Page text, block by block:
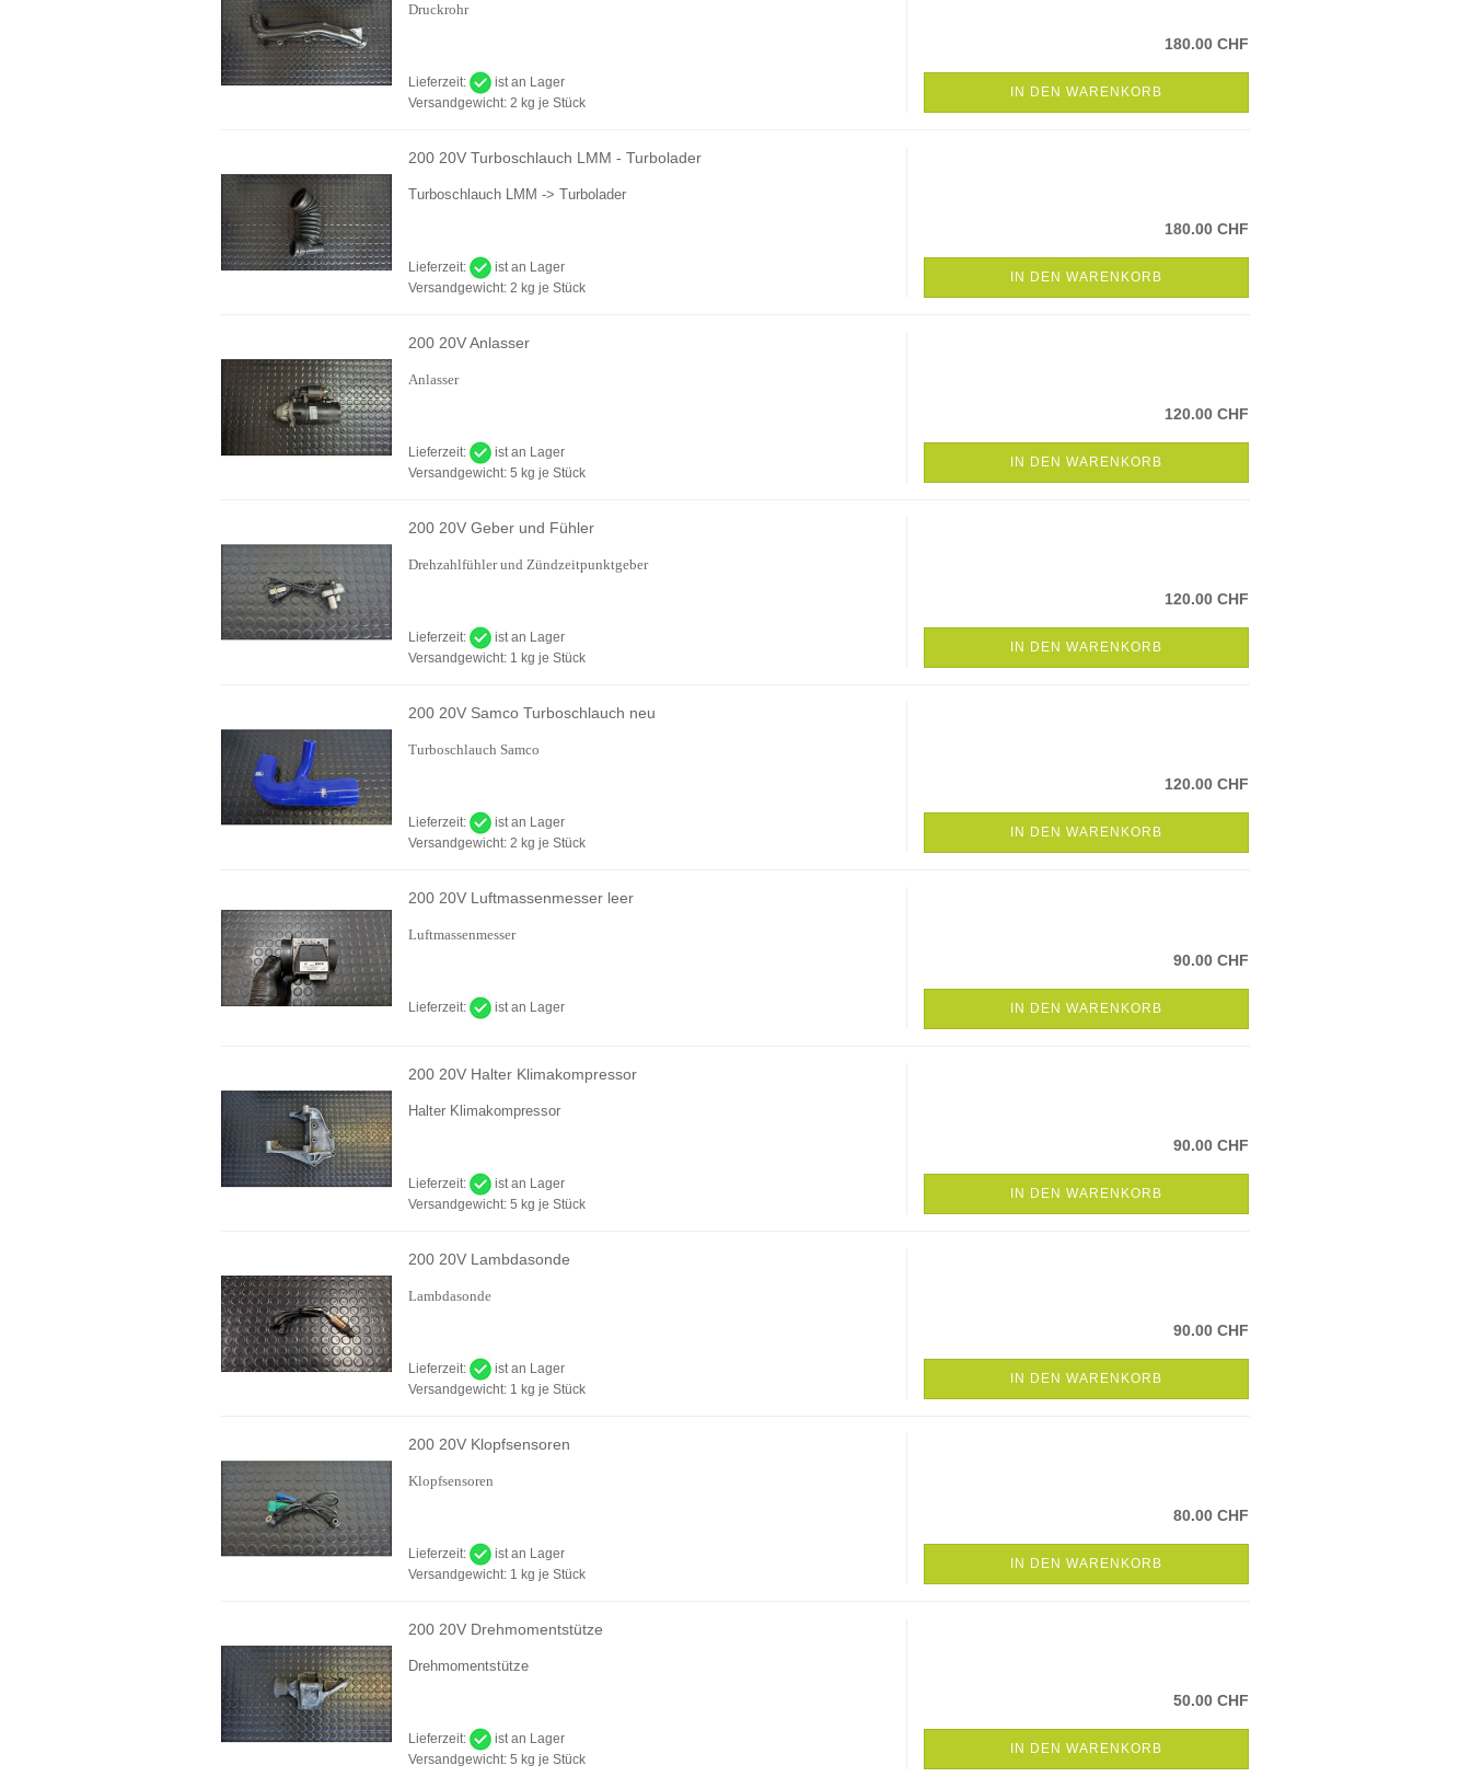
Druckrohr
Lieferzeit:
ist an Lager
Versandgewicht: 2 kg je Stück
180.00 CHF
IN DEN WARENKORB
200 20V Turboschlauch LMM - Turbolader
Turboschlauch LMM -> Turbolader
Lieferzeit:
ist an Lager
Versandgewicht: 2 kg je Stück
180.00 CHF
IN DEN WARENKORB
200 20V Anlasser
Anlasser
Lieferzeit:
ist an Lager
Versandgewicht: 5 kg je Stück
120.00 CHF
IN DEN WARENKORB
200 20V Geber und Fühler
Drehzahlfühler und Zündzeitpunktgeber
Lieferzeit:
ist an Lager
Versandgewicht: 1 kg je Stück
120.00 CHF
IN DEN WARENKORB
200 20V Samco Turboschlauch neu
Turboschlauch Samco
Lieferzeit:
ist an Lager
Versandgewicht: 2 kg je Stück
120.00 CHF
IN DEN WARENKORB
200 20V Luftmassenmesser leer
Luftmassenmesser
Lieferzeit: ist an Lager
90.00 CHF
IN DEN WARENKORB
200 20V Halter Klimakompressor
Halter Klimakompressor
Lieferzeit:
ist an Lager
Versandgewicht: 5 kg je Stück
90.00 CHF
IN DEN WARENKORB
200 20V Lambdasonde
Lambdasonde
Lieferzeit:
ist an Lager
Versandgewicht: 1 kg je Stück
90.00 CHF
IN DEN WARENKORB
200 20V Klopfsensoren
Klopfsensoren
Lieferzeit:
ist an Lager
Versandgewicht: 1 kg je Stück
80.00 CHF
IN DEN WARENKORB
200 20V Drehmomentstütze
Drehmomentstütze
Lieferzeit:
ist an Lager
Versandgewicht: 5 kg je Stück
50.00 CHF
IN DEN WARENKORB